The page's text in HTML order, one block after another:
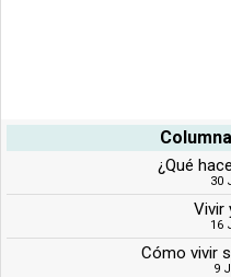
¿Qué
30
Vivir
16
Cómo vivir
9